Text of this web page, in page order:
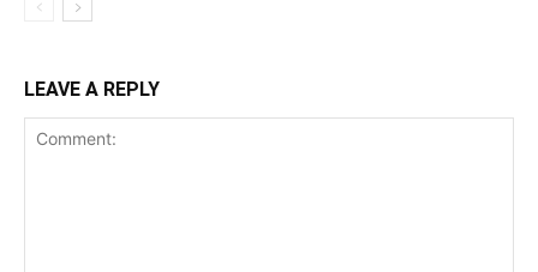
LEAVE A REPLY